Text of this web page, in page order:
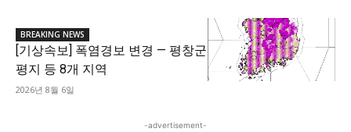
BREAKING NEWS
[기상속보] 폭염경보 변경 — 평창군
평지 등 8개 지역
2026년 8월 6일
-advertisement-